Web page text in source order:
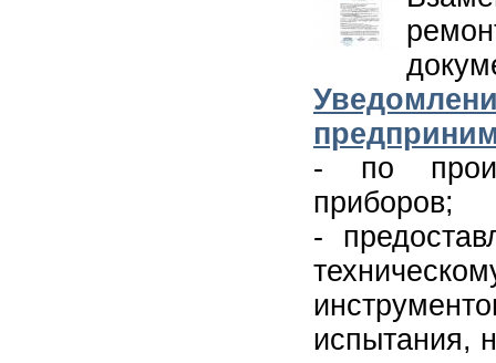
- по
приборов;
-
испытания,